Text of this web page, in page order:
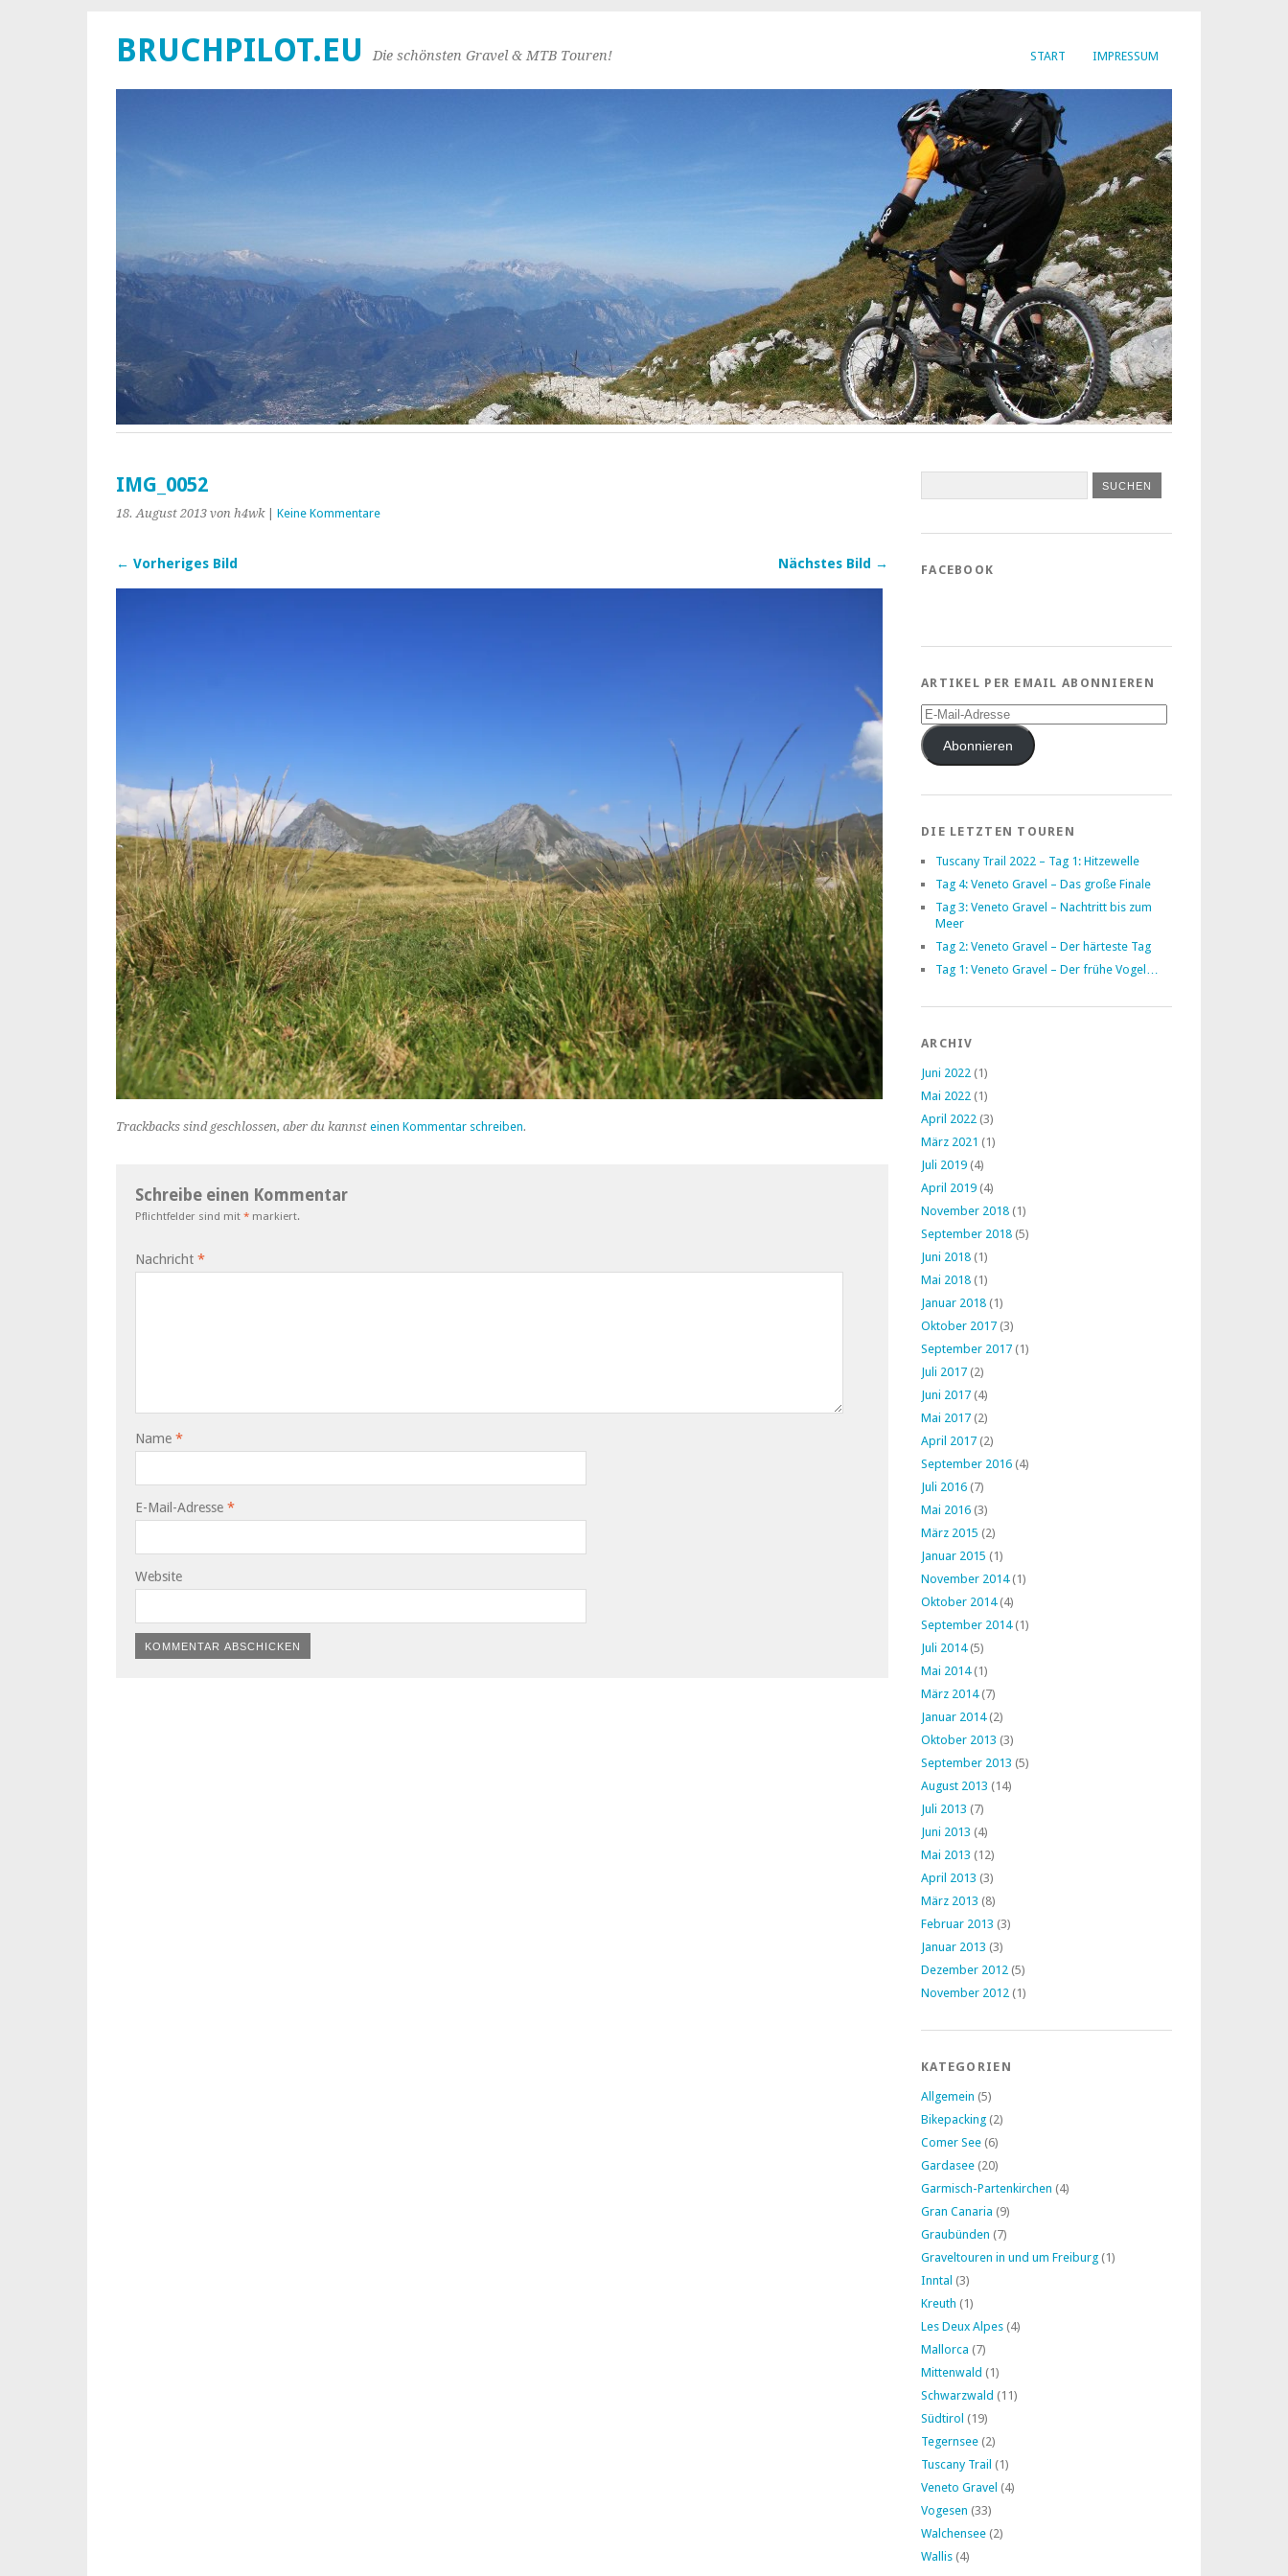
START IMPRESSUM
BRUCHPILOT.EU Die schönsten Gravel & MTB Touren!
IMG_0052
18. August 2013 von h4wk| Keine Kommentare
← Vorheriges Bild Nächstes Bild →
Trackbacks sind geschlossen, aber du kannst einen Kommentar schreiben.
Schreibe einen Kommentar
Pflichtfelder sind mit * markiert.
Nachricht *
Name *
E-Mail-Adresse *
Website
FACEBOOK
ARTIKEL PER EMAIL ABONNIEREN
E-
Mail-
AdresseAbonnieren
DIE LETZTEN TOUREN
Tuscany Trail 2022 – Tag 1: Hitzewelle
Tag 4: Veneto Gravel – Das große Finale
Tag 3: Veneto Gravel – Nachtritt bis zum
Meer
Tag 2: Veneto Gravel – Der härteste Tag
Tag 1: Veneto Gravel – Der frühe Vogel…
ARCHIV
Juni 2022 (1)
Mai 2022 (1)
April 2022 (3)
März 2021 (1)
Juli 2019 (4)
April 2019 (4)
November 2018 (1)
September 2018 (5)
Juni 2018 (1)
Mai 2018 (1)
Januar 2018 (1)
Oktober 2017 (3)
September 2017 (1)
Juli 2017 (2)
Juni 2017 (4)
Mai 2017 (2)
April 2017 (2)
September 2016 (4)
Juli 2016 (7)
Mai 2016 (3)
März 2015 (2)
Januar 2015 (1)
November 2014(1)
Oktober 2014(4)
September 2014(1)
Juli 2014(5)
Mai 2014(1)
März 2014(7)
Januar 2014(2)
Oktober 2013 (3)
September 2013 (5)
August 2013 (14)
Juli 2013 (7)
Juni 2013 (4)
Mai 2013 (12)
April 2013 (3)
März 2013 (8)
Februar 2013 (3)
Januar 2013 (3)
Dezember 2012 (5)
November 2012 (1)
KATEGORIEN
Allgemein (5)
Bikepacking (2)
Comer See (6)
Gardasee (20)
Garmisch-Partenkirchen (4)
Gran Canaria (9)
Graubünden (7)
Graveltouren in und um Freiburg (1)
Inntal (3)
Kreuth (1)
Les Deux Alpes (4)
Mallorca (7)
Mittenwald (1)
Schwarzwald (11)
Südtirol (19)
Tegernsee (2)
Tuscany Trail (1)
Veneto Gravel (4)
Vogesen (33)
Walchensee (2)
Wallis (4)